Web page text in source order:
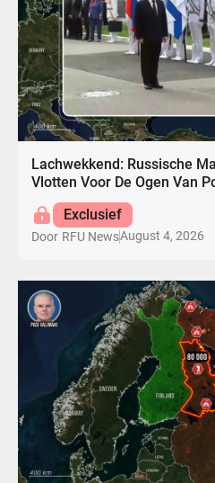
Lachwekkend: Russische
Vlotten Voor De Ogen Van
Exclusief
Door RFU NewsAugust 4, 2026